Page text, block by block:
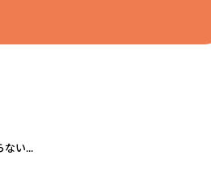
ない...